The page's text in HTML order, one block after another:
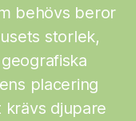
behövs beror
storlek,
placering
krävs djupare